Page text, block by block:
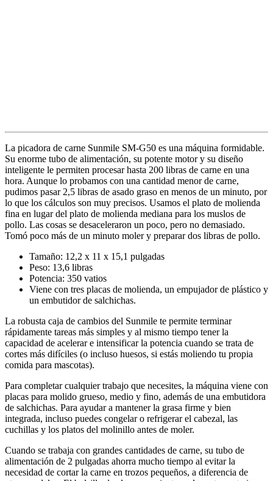
La picadora de carne Sunmile SM-G50 es una máquina formidable.
Su enorme tubo de alimentación, su potente motor y su diseño
inteligente le permiten procesar hasta 200 libras de carne en una
hora. Aunque lo probamos con una cantidad menor de carne,
pudimos pasar 2,5 libras de asado graso en menos de un minuto, por
lo que los cálculos son muy precisos. Usamos el plato de molienda
fina en lugar del plato de molienda mediana para los muslos de
pollo. Las cosas se desaceleraron un poco, pero no demasiado.
Tomó poco más de un minuto moler y preparar dos libras de pollo.
Tamaño: 12,2 x 11 x 15,1 pulgadas
Peso: 13,6 libras
Potencia: 350 vatios
Viene con tres placas de molienda, un empujador de plástico y
un embutidor de salchichas.
La robusta caja de cambios del Sunmile te permite terminar
rápidamente tareas más simples y al mismo tiempo tener la
capacidad de acelerar e intensificar la potencia cuando se trata de
cortes más difíciles (o incluso huesos, si estás moliendo tu propia
comida para mascotas).
Para completar cualquier trabajo que necesites, la máquina viene con
placas para molido grueso, medio y fino, además de una embutidora
de salchichas. Para ayudar a mantener la grasa firme y bien
integrada, incluso puedes congelar o refrigerar el cabezal, las
cuchillas y los platos del molinillo antes de moler.
Cuando se trabaja con grandes cantidades de carne, su tubo de
alimentación de 2 pulgadas ahorra mucho tiempo al evitar la
necesidad de cortar la carne en trozos pequeños, a diferencia de